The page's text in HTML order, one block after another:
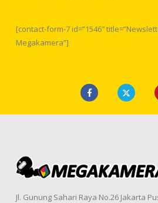
[contact-form-7 id=”1546″
Megakamera”]
Jl. Gunung Sahari Raya No.26 Jakarta